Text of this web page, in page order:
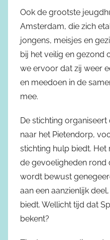
Ook de grootste
Amsterdam, die zich
jongens, meisjes en
bij het veilig en gezond
we ervoor dat zij weer
en meedoen in de
mee.
De stichting
naar het Pietendorp,
stichting hulp biedt.
de gevoeligheden rond
wordt bewust
aan een aanzienlijk
biedt. Wellicht tijd dat
bekent?